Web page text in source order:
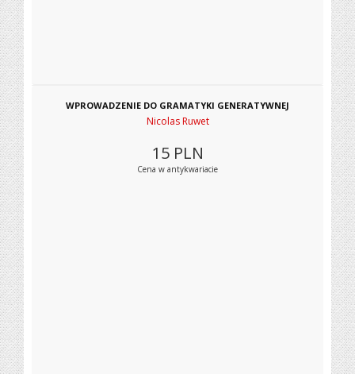
WPROWADZENIE DO GRAMATYKI GENERATYWNEJ
Nicolas Ruwet
15 PLN
Cena w antykwariacie